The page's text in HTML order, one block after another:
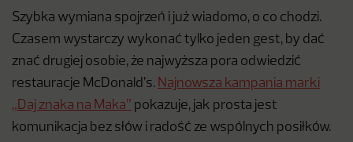
Szybka wymiana spojrzeń i już wiadomo, o co chodzi.
Czasem wystarczy wykonać tylko jeden gest, by dać
znać drugiej osobie, że najwyższa pora odwiedzić
restauracje McDonald’s. Najnowsza kampania marki
„Daj znaka na Maka” pokazuje, jak prosta jest
komunikacja bez słów i radość ze wspólnych posiłków.